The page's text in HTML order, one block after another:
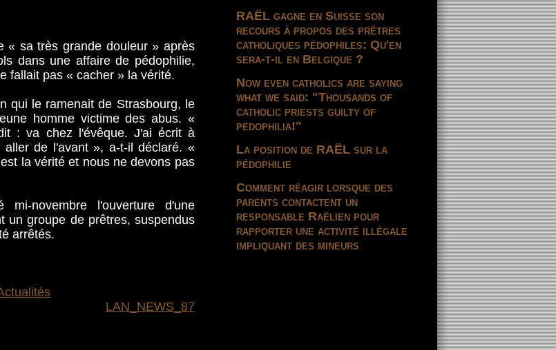
« sa très grande douleur » après
dans une affaire de pédophilie,
fallait pas « cacher » la vérité.
qui le ramenait de Strasbourg, le
homme victime des abus. «
: va chez l'évêque. J'ai écrit à
aller de l'avant », a-t-il déclaré. «
la vérité et nous ne devons pas
mi-novembre l'ouverture d'une
un groupe de prêtres, suspendus
arrêtés.
LAN_NEWS_87
RAËL gagne en Suisse son
recours à propos des prêtres
catholiques pédophiles: Qu'en
sera-t-il en Belgique ?
Now even catholics are saying
what we said: "Thousands of
catholic priests guilty of
pedophilia!"
La position de RAËL sur la
pédophilie
Comment réagir lorsque des
parents contactent un
responsable Raëlien pour
rapporter une activité illégale
impliquant des mineurs